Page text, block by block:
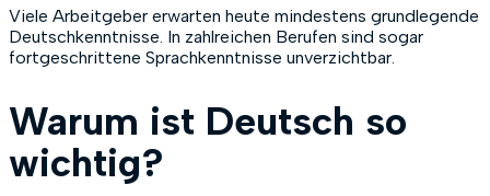
Viele Arbeitgeber erwarten heute mindestens grundlegende
Deutschkenntnisse. In zahlreichen Berufen sind sogar
fortgeschrittene Sprachkenntnisse unverzichtbar.
Warum ist Deutsch so
wichtig?